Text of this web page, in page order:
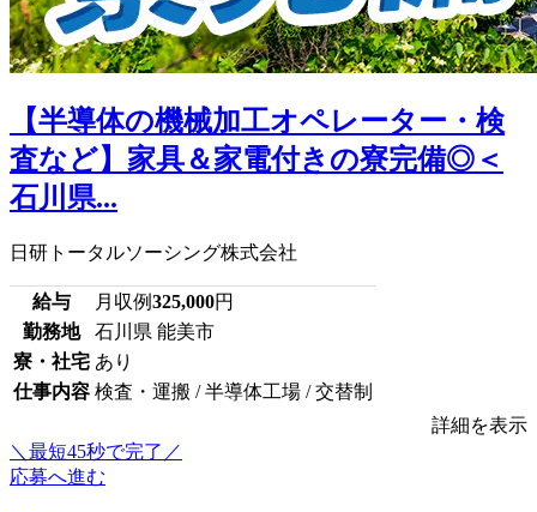
【半導体の機械加工オペレーター・検
査など】家具＆家電付きの寮完備◎＜
石川県...
日研トータルソーシング株式会社
給与 月収例325,000円
勤務地
石川県 能美市
寮・社宅 あり
仕事内容 検査・運搬 / 半導体工場 / 交替制
詳細を表示
＼最短45秒で完了／
応募へ進む